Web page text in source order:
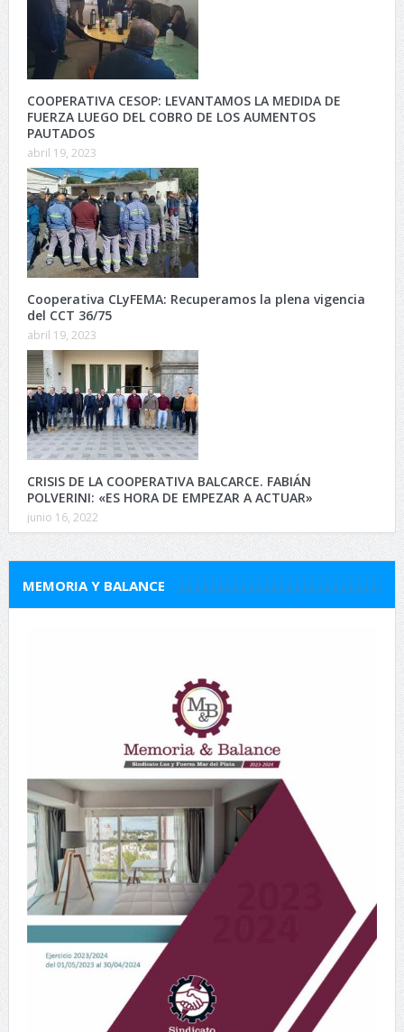
COOPERATIVA CESOP: LEVANTAMOS LA MEDIDA DE
FUERZA LUEGO DEL COBRO DE LOS AUMENTOS
PAUTADOS
abril 19, 2023
Cooperativa CLyFEMA: Recuperamos la plena vigencia
del CCT 36/75
abril 19, 2023
CRISIS DE LA COOPERATIVA BALCARCE. FABIÁN
POLVERINI: «ES HORA DE EMPEZAR A ACTUAR»
junio 16, 2022
MEMORIA Y BALANCE